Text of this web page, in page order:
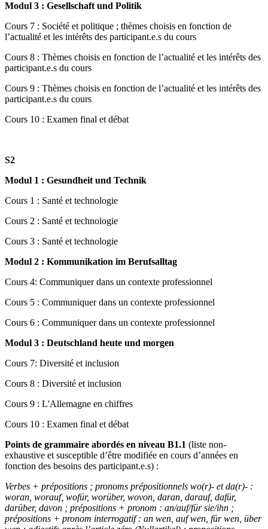
Modul 3 : Gesellschaft und Politik
Cours 7 : Société et politique ; thèmes choisis en fonction de
l’actualité et les intérêts des participant.e.s du cours
Cours 8 : Thèmes choisis en fonction de l’actualité et les intérêts des
participant.e.s du cours
Cours 9 : Thèmes choisis en fonction de l’actualité et les intérêts des
participant.e.s du cours
Cours 10 : Examen final et débat
S2
Modul 1 : Gesundheit und Technik
Cours 1 : Santé et technologie
Cours 2 : Santé et technologie
Cours 3 : Santé et technologie
Modul 2 : Kommunikation im Berufsalltag
Cours 4: Communiquer dans un contexte professionnel
Cours 5 : Communiquer dans un contexte professionnel
Cours 6 : Communiquer dans un contexte professionnel
Modul 3 : Deutschland heute und morgen
Cours 7: Diversité et inclusion
Cours 8 : Diversité et inclusion
Cours 9 : L'Allemagne en chiffres
Cours 10 : Examen final et débat
Points de grammaire abordés en niveau B1.1 (liste non-
exhaustive et susceptible d’être modifiée en cours d’années en
fonction des besoins des participant.e.s) :
Verbes + prépositions ; pronoms prépositionnels wo(r)- et da(r)- :
woran, worauf, wofür, worüber, wovon, daran, darauf, dafür,
darüber, davon ; prépositions + pronom : an/auf/für sie/ihn ;
prépositions + pronom interrogatif : an wen, auf wen, für wen, über